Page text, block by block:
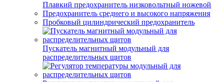
Плавкий предохранитель низковольтный ножевой
Предохранитель среднего и высокого напряжения
Пробковый цилиндрический предохранитель
Пускатель магнитный модульный для
распределительных щитов